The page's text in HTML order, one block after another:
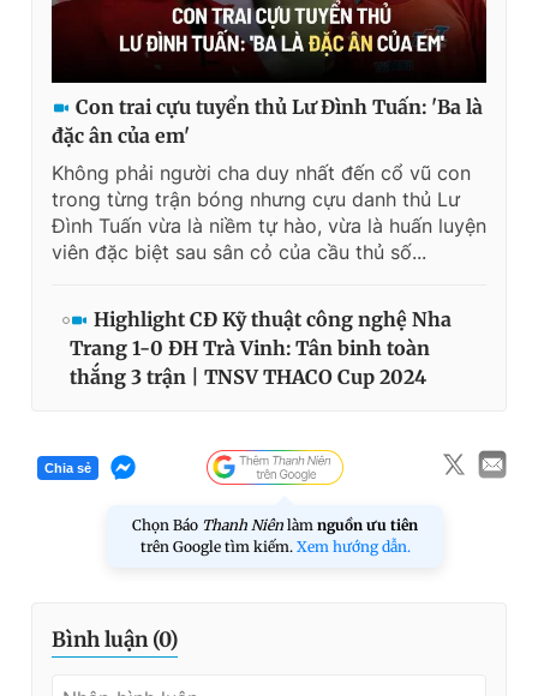
Giấy phép xuất bản số 110/GP - BTTTT cấp ngày 24.3.2020
© 2003-2026 Bản quyền thuộc về Báo Thanh Niên. Cấm sao
chép dưới mọi hình thức nếu không có sự chấp thuận bằng văn
Con trai cựu tuyển thủ Lư Đình Tuấn: 'Ba là
đặc ân của em'
Không phải người cha duy nhất đến cổ vũ con
trong từng trận bóng nhưng cựu danh thủ Lư
Đình Tuấn vừa là niềm tự hào, vừa là huấn luyện
viên đặc biệt sau sân cỏ của cầu thủ số...
Highlight CĐ Kỹ thuật công nghệ Nha
Trang 1-0 ĐH Trà Vinh: Tân binh toàn
thắng 3 trận | TNSV THACO Cup 2024
Chia sẻ
Chọn Báo Thanh Niên làm nguồn ưu tiên
trên Google tìm kiếm. Xem hướng dẫn.
Bình luận (0)